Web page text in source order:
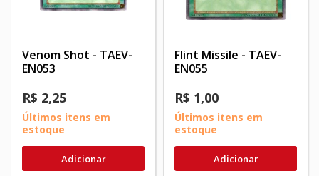
Venom Shot - TAEV-
EN053
R$ 2,25
Últimos itens em
estoque
Adicionar
Flint Missile - TAEV-
EN055
R$ 1,00
Últimos itens em
estoque
Adicionar